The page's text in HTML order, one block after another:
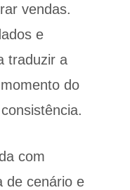
vendas.
e
traduzir a
do
com
de cenário e